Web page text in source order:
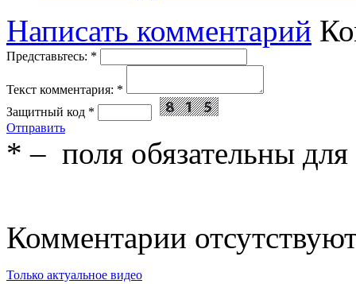
Написать комментарий
Представьтесь: *
Текст комментария: *
Защитный код *
Отправить
* – поля обязательны для
Комментарии
Только актуальное видео